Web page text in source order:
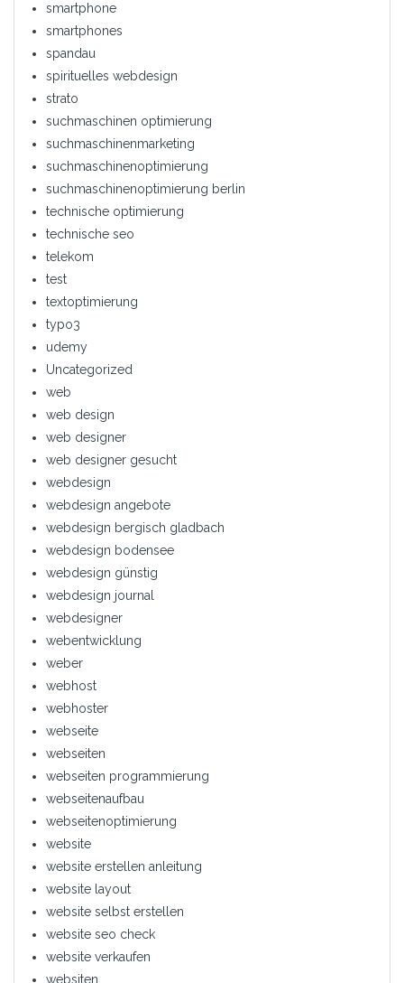
smartphone
smartphones
spandau
spirituelles webdesign
strato
suchmaschinen optimierung
suchmaschinenmarketing
suchmaschinenoptimierung
suchmaschinenoptimierung berlin
technische optimierung
technische seo
telekom
test
textoptimierung
typo3
udemy
Uncategorized
web
web design
web designer
web designer gesucht
webdesign
webdesign angebote
webdesign bergisch gladbach
webdesign bodensee
webdesign günstig
webdesign journal
webdesigner
webentwicklung
weber
webhost
webhoster
webseite
webseiten
webseiten programmierung
webseitenaufbau
webseitenoptimierung
website
website erstellen anleitung
website layout
website selbst erstellen
website seo check
website verkaufen
websiten